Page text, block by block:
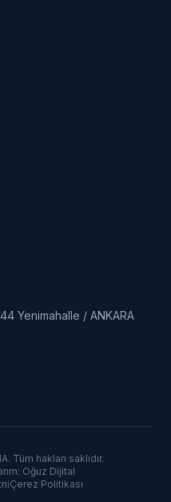
Yenimahalle / ANKARA
Tüm hakları saklıdır.
Oğuz Dijital
Çerez Politikası